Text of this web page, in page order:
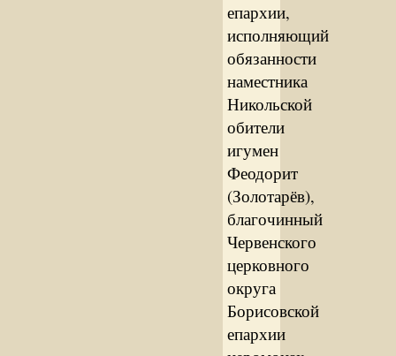
епархии,
исполняющий
обязанности
наместника
Никольской
обители
игумен
Феодорит
(Золотарёв),
благочинный
Червенского
церковного
округа
Борисовской
епархии